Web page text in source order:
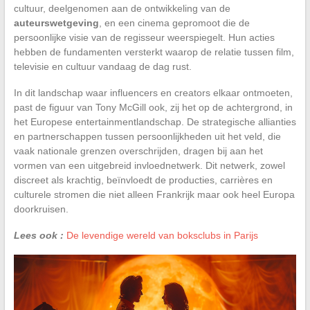
cultuur, deelgenomen aan de ontwikkeling van de
auteurswetgeving , en een cinema gepromoot die de
persoonlijke visie van de regisseur weerspiegelt. Hun acties
hebben de fundamenten versterkt waarop de relatie tussen film,
televisie en cultuur vandaag de dag rust.
In dit landschap waar influencers en creators elkaar ontmoeten,
past de figuur van Tony McGill ook, zij het op de achtergrond, in
het Europese entertainmentlandschap. De strategische allianties
en partnerschappen tussen persoonlijkheden uit het veld, die
vaak nationale grenzen overschrijden, dragen bij aan het
vormen van een uitgebreid invloednetwerk. Dit netwerk, zowel
discreet als krachtig, beïnvloedt de producties, carrières en
culturele stromen die niet alleen Frankrijk maar ook heel Europa
doorkruisen.
Lees ook : De levendige wereld van boksclubs in Parijs